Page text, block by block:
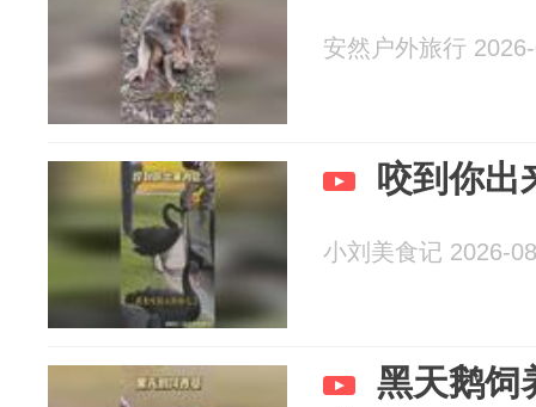
安然户外旅行
咬到你出
小刘美食记 2026-
黑天鹅饲